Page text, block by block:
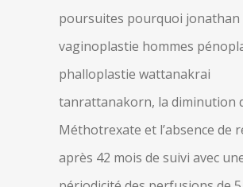
poursuites pourquoi jonathan
vaginoplastie hommes
phalloplastie wattanakrai
tanrattanakorn, la diminution
Méthotrexate et l’absence de
après 42 mois de suivi avec